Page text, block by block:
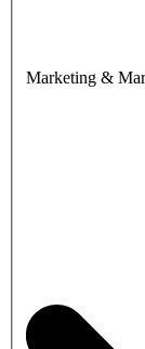
Marketing &